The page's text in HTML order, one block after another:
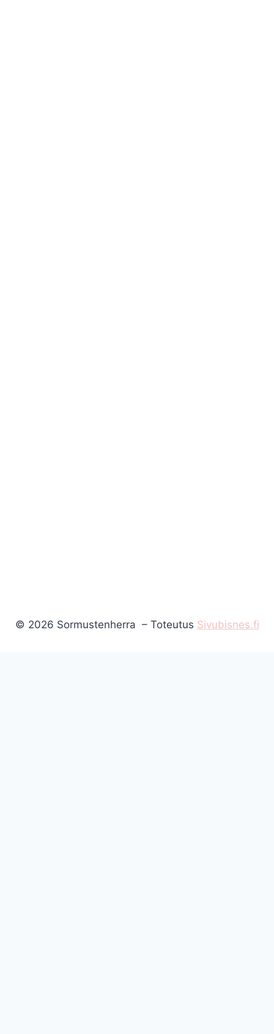
© 2026 Sormustenherra – Toteutus Sivubisnes.fi